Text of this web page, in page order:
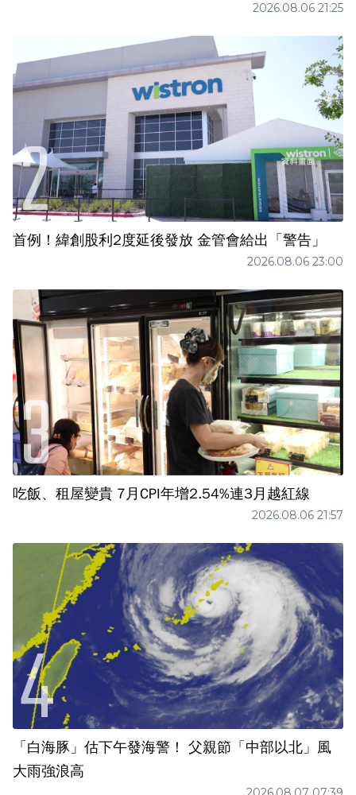
2026.08.06 21:25
首例！緯創股利2度延後發放 金管會給出「警告」
2026.08.06 23:00
吃飯、租屋變貴 7月CPI年增2.54%連3月越紅線
2026.08.06 21:57
「白海豚」估下午發海警！ 父親節「中部以北」風
大雨強浪高